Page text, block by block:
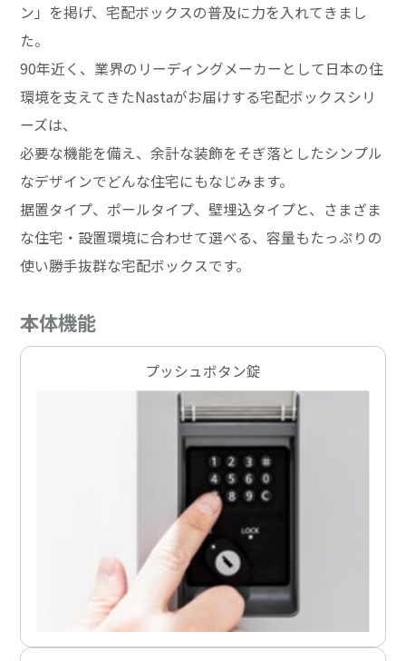
ン」を掲げ、宅配ボックスの普及に力を入れてきまし
た。
90年近く、業界のリーディングメーカーとして日本の住
環境を支えてきたNastaがお届けする宅配ボックスシリ
ーズは、
必要な機能を備え、余計な装飾をそぎ落としたシンプル
なデザインでどんな住宅にもなじみます。
据置タイプ、ポールタイプ、壁埋込タイプと、さまざま
な住宅・設置環境に合わせて選べる、容量もたっぷりの
使い勝手抜群な宅配ボックスです。
本体機能
プッシュボタン錠